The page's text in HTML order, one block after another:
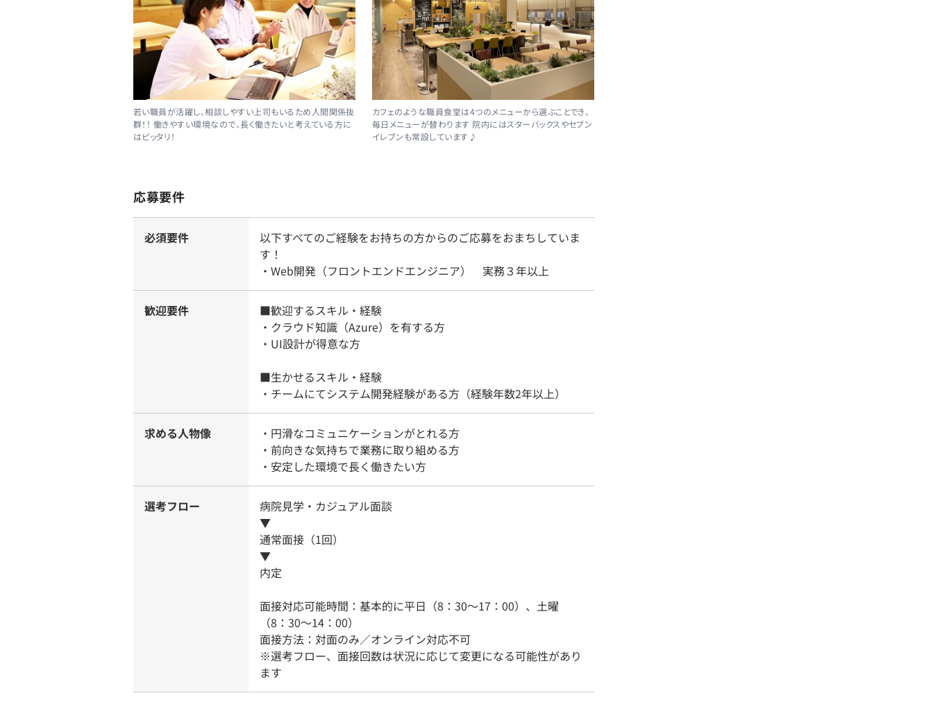
若い職員が活躍し、相談しやすい上司もいるため人間関係抜
群！！ 働きやすい環境なので、長く働きたいと考えている方に
はピッタリ！
カフェのような職員食堂は4つのメニューから選ぶことでき、
毎日メニューが替わります 院内にはスターバックスやセブン
イレブンも常設しています♪
応募要件
必須要件
以下すべてのご経験をお持ちの方からのご応募をおまちしていま
す！
・Web開発（フロントエンドエンジニア） 実務３年以上
歓迎要件
■歓迎するスキル・経験
・クラウド知識（Azure）を有する方
・UI設計が得意な方
■生かせるスキル・経験
・チームにてシステム開発経験がある方（経験年数2年以上）
求める人物像
・円滑なコミュニケーションがとれる方
・前向きな気持ちで業務に取り組める方
・安定した環境で長く働きたい方
選考フロー
病院見学・カジュアル面談
▼
通常面接（1回）
▼
内定
面接対応可能時間：基本的に平日（8：30〜17：00）、土曜
（8：30〜14：00）
面接方法：対面のみ／オンライン対応不可
※選考フロー、面接回数は状況に応じて変更になる可能性があり
ます